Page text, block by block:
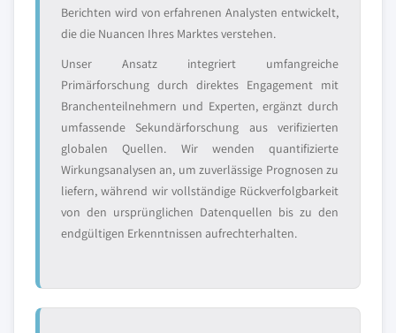
Berichten wird von erfahrenen Analysten entwickelt,
die die Nuancen Ihres Marktes verstehen.
Unser Ansatz integriert umfangreiche
Primärforschung durch direktes Engagement mit
Branchenteilnehmern und Experten, ergänzt durch
umfassende Sekundärforschung aus verifizierten
globalen Quellen. Wir wenden quantifizierte
Wirkungsanalysen an, um zuverlässige Prognosen zu
liefern, während wir vollständige Rückverfolgbarkeit
von den ursprünglichen Datenquellen bis zu den
endgültigen Erkenntnissen aufrechterhalten.